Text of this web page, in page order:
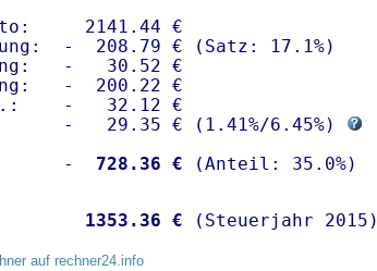
2141.44 €
-  208.79 € (Satz: 17.1%)
-   30.52 €
-  200.22 €
-   32.12 €
-   29.35 € ( 1.41%/6.45%)
-
  728.36 €
1353.36 € (Steuerjahr 2015)
auf rechner24.info